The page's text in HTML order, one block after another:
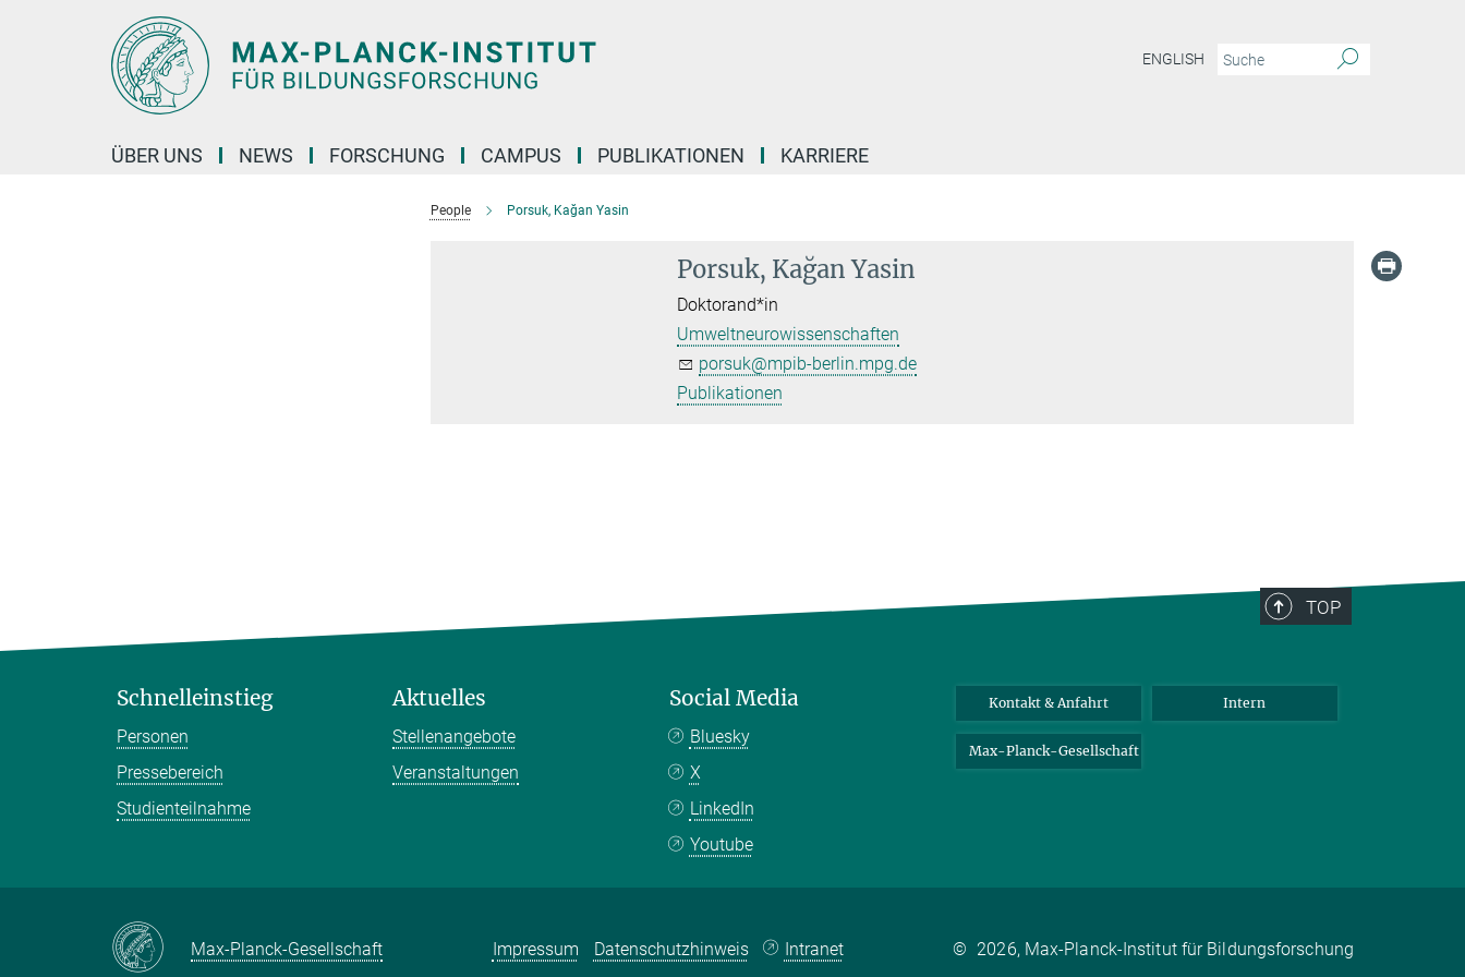
ENGLISH
ÜBER UNS NEWS FORSCHUNG CAMPUS PUBLIKATIONEN KARRIERE
People Porsuk, Kağan Yasin
Porsuk, Kağan Yasin
Doktorand*in
Umweltneurowissenschaften
porsuk@mpib-berlin.mpg.de
Publikationen
TOP
Schnelleinstieg
Personen
Pressebereich
Studienteilnahme
Aktuelles
Stellenangebote
Veranstaltungen
Social Media
Bluesky
X
LinkedIn
Youtube
Kontakt & Anfahrt Intern
Max-Planck-Gesellschaft
Max-Planck-Gesellschaft Impressum Datenschutzhinweis Intranet © 2026, Max-Planck-Institut für Bildungsforschung